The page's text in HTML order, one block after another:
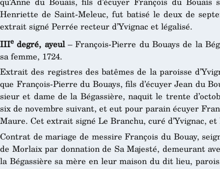
Henriette de Saint-Meleuc, fut batisé le deux de
extrait signé Perrée recteur d’Yvignac et légalisé.
IIIe degré, ayeul– François-Pierre du Bouays de la
sa femme, 1724.
Extrait des registres des batêmes de la paroisse
que François-Pierre du Bouays, fils d’écuyer Jean du
sieur et dame de la Bégassière, naquit le trente
six de novembre suivant, et eut pour parain écuyer
Maure. Cet extrait signé Le Branchu, curé d’Yvignac, et
Contrat de mariage de messire François du Bouay,
de Morlaix par donnation de Sa Majesté, demeurant
la Bégassière sa mère en leur maison du dit lieu,